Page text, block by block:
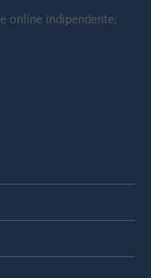
online indipendente;